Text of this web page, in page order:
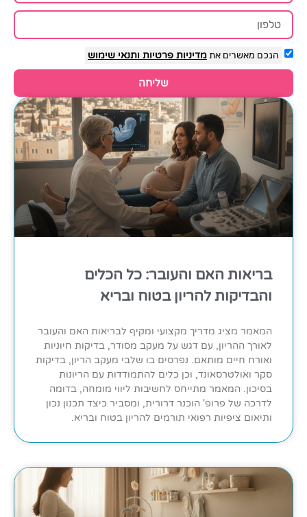
הנכם מאשרים אתמדיניות פרטיות ותנאי שימוש
שליחה
בריאות האם והעובר: כל הכלים
והבדיקות להריון בטוח ובריא
המאמר מציג מדריך מקצועי ומקיף לבריאות האם והעובר
לאורך ההריון, עם דגש על מעקב מסודר, בדיקות חיוניות
ואורח חיים מותאם. נפרסים בו שלבי מעקב הריון, בדיקות
סקר ואולטרסאונד, וכן כלים להתמודדות עם הריונות
בסיכון. המאמר מתייחס לחשיבות ליווי מומחה, בדומה
לדרכה של פרופ' הוכנר דרורית, ומסביר כיצד תכנון נכון
ותיאום ציפיות רפואי תורמים להריון בטוח ובריא.